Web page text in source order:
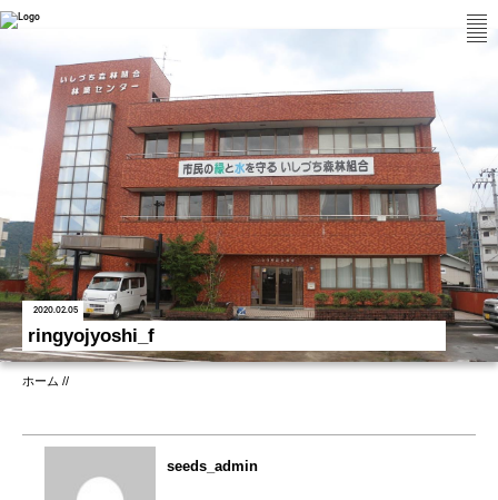
2020.02.05
ringyojyoshi_f
ホーム //
seeds_admin